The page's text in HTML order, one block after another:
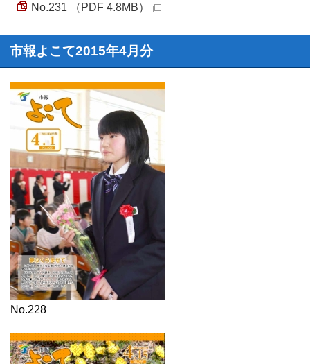
No.231 （PDF 4.8MB）
市報よこて2015年4月分
No.228